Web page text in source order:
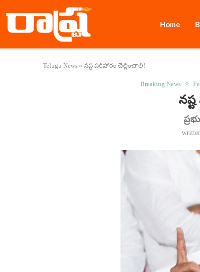
Home
Telugu News » న‌ష్ట ప‌రిహారం చెల్లించాలి!
Breaking News